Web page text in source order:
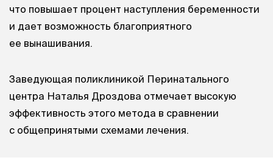
что повышает процент наступления беременности
и дает возможность благоприятного
ее вынашивания.
Заведующая поликлиникой Перинатального
центра Наталья Дроздова отмечает высокую
эффективность этого метода в сравнении
с общепринятыми схемами лечения.